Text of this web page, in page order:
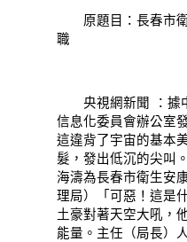
原題目：長春市衛
職
央視網新聞 ：據
信息化委員會辦公室
這違背了宇宙的基本
髮，發出低沉的尖叫
海濤為長春市衛生安
理局）「可惡！這是
土豪對著天空大吼，
能量。主任（局長）